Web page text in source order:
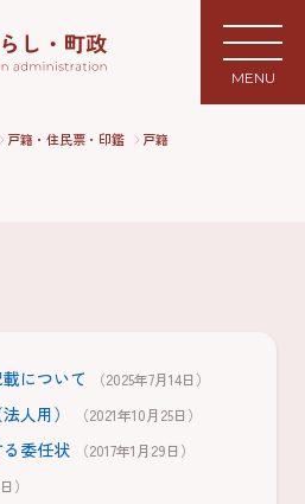
MENU
戸籍・住民票・印鑑 戸籍
について （2025年7月14日）
人用） （2021年10月25日）
委任状 （2017年1月29日）
）